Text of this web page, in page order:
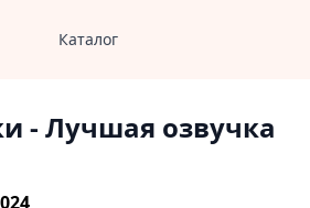
Каталог
- Лучшая озвучка